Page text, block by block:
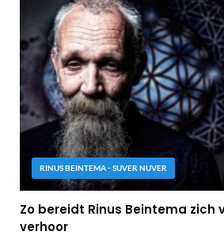
RINUS BEINTEMA - SUVER NUVER
Zo bereidt Rinus Beintema zich
verhoor